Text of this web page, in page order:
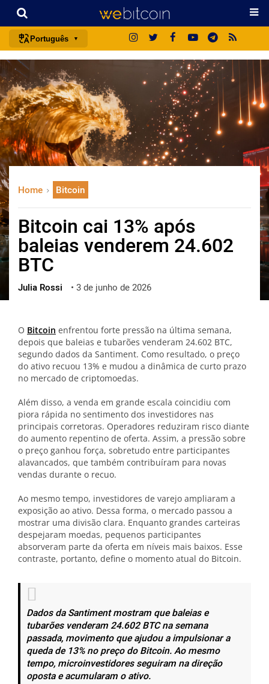
Português
english
español
français
italiano
deutsch
中文
한국어
العربية
ไทย
ქართული
Home Bitcoin
Bitcoin cai 13% após
baleias venderem 24.602
BTC
Julia Rossi • 3 de junho de 2026
O Bitcoin enfrentou forte pressão na última semana,
depois que baleias e tubarões venderam 24.602 BTC,
segundo dados da Santiment. Como resultado, o preço
do ativo recuou 13% e mudou a dinâmica de curto prazo
no mercado de criptomoedas.
Além disso, a venda em grande escala coincidiu com
piora rápida no sentimento dos investidores nas
principais corretoras. Operadores reduziram risco diante
do aumento repentino de oferta. Assim, a pressão sobre
o preço ganhou força, sobretudo entre participantes
alavancados, que também contribuíram para novas
vendas durante o recuo.
Ao mesmo tempo, investidores de varejo ampliaram a
exposição ao ativo. Dessa forma, o mercado passou a
mostrar uma divisão clara. Enquanto grandes carteiras
despejaram moedas, pequenos participantes
absorveram parte da oferta em níveis mais baixos. Esse
contraste, portanto, define o momento atual do Bitcoin.
Dados da Santiment mostram que baleias e
tubarões venderam 24.602 BTC na semana
passada, movimento que ajudou a impulsionar a
queda de 13% no preço do Bitcoin. Ao mesmo
tempo, microinvestidores seguiram na direção
oposta e acumularam o ativo.